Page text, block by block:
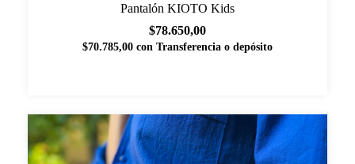
Pantalón KIOTO Kids
$78.650,00
$70.785,00 con Transferencia o depósito